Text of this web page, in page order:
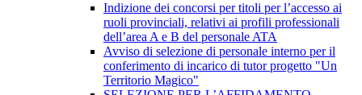
Indizione dei concorsi per titoli per l’accesso ai
ruoli provinciali, relativi ai profili professionali
dell’area A e B del personale ATA
Avviso di selezione di personale interno per il
conferimento di incarico di tutor progetto "Un
Territorio Magico"